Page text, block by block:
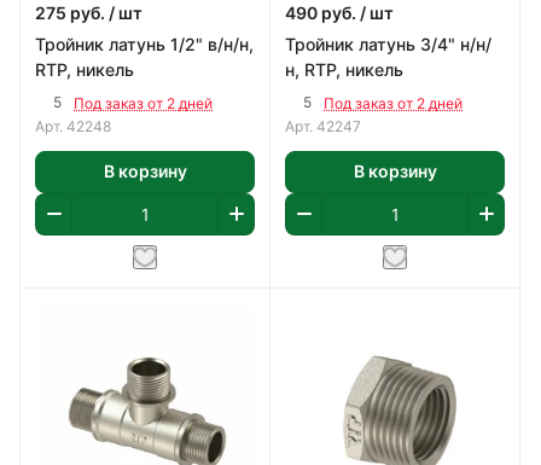
275 руб. / шт
Тройник латунь 1/2" в/н/н,
RTP, никель
5
Под заказ от 2 дней
Арт. 42248
В корзину
490 руб. / шт
Тройник латунь 3/4" н/н/
н, RTP, никель
5
Под заказ от 2 дней
Арт. 42247
В корзину